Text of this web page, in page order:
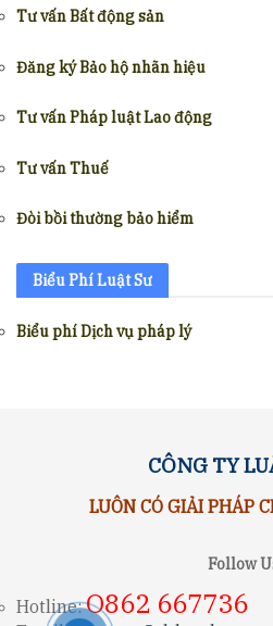
Tư vấn Bất động sản
Đăng ký Bảo hộ nhãn hiệu
Tư vấn Pháp luật Lao động
Tư vấn Thuế
Đòi bồi thường bảo hiểm
Biểu Phí Luật Sư
Biểu phí Dịch vụ pháp lý
CÔNG TY
LUÔN CÓ GIẢI PHÁP
Follow
Hotline:O862 667736